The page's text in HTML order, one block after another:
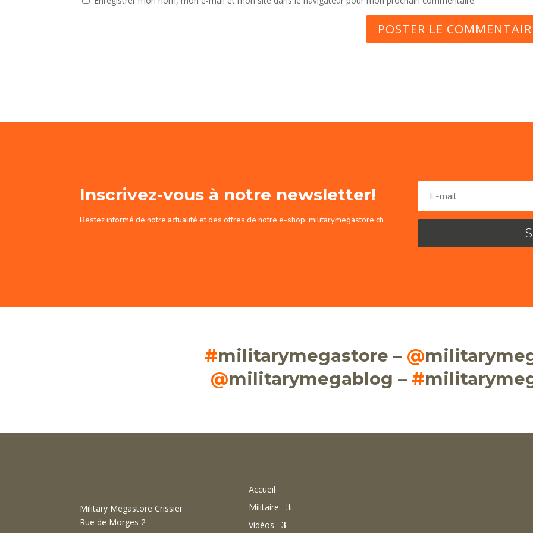
Inscrivez-vous à notre newsletter!
Restez informé de notre actualité et des offres de notre e-shop: militarymegastore.ch
#militarymegastore – @
@militarymegablog – #
Military Megastore Crissier
Rue de Morges 2
Accueil
Militaire
Vidéos